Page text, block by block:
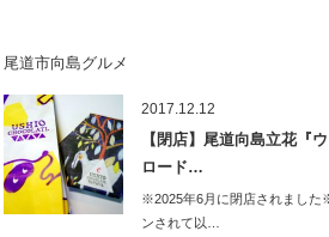
「美しい離島7選」しまなみ海道・岩城
島一周サイクリングde奇跡の出会い♪さ
らに積…
尾道市向島グルメ
2017.12.12
【閉店】尾道向島立花『
ロード…
※2025年6月に閉店されました
ンされて以…